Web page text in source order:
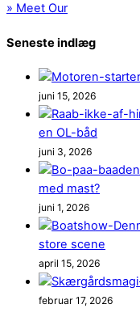
» Meet Our
Seneste indlæg
juni 15, 2026
en OL-båd
juni 3, 2026
med mast?
juni 1, 2026
store scene
april 15, 2026
februar 17, 2026